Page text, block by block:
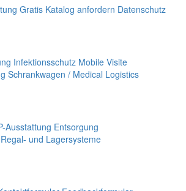
Gratis Katalog anfordern Datenschutz
Infektionsschutz Mobile Visite
Schrankwagen / Medical Logistics
Ausstattung Entsorgung
Regal- und Lagersysteme